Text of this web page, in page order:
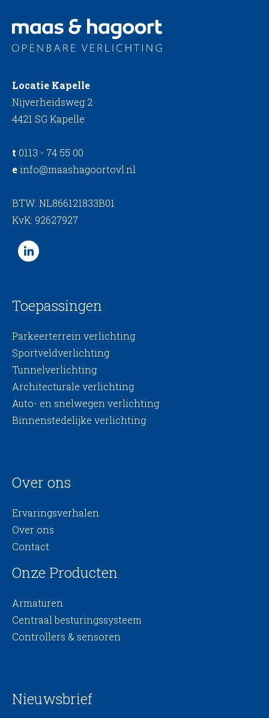
Locatie Kapelle
Nijverheidsweg 2
4421 SG Kapelle
t 0113 - 74 55 00
einfo@maashagoortovl.nl
BTW: NL866121833B01
KvK: 92627927
Toepassingen
Parkeerterrein verlichting
Sportveldverlichting
Tunnelverlichting
Architecturale verlichting
Auto- en snelwegen verlichting
Binnenstedelijke verlichting
Over ons
Ervaringsverhalen
Over ons
Contact
Onze Producten
Armaturen
Centraal besturingssysteem
Controllers & sensoren
Nieuwsbrief